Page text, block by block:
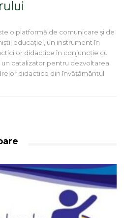
o platformă de comunicare și de
educației, un instrument în
didactice în conjuncție cu
catalizator pentru dezvoltarea
didactice din învățământul